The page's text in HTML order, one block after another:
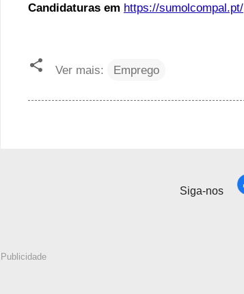
Candidaturas em https://sumolcompal.pt/
Ver mais: Emprego
Siga-nos
Publicidade